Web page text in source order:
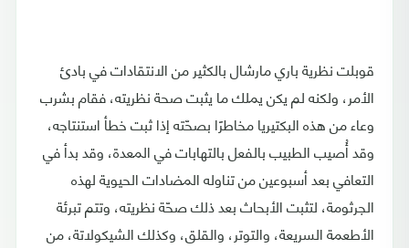
قوبلت نظرية باري مارشال بالكثير من الانتقادات في بادئ
الأمر، ولكنه لم يكن يملك ما يثبت صحة نظريته، فقام بشرب
وعاء من هذه البكتيريا مخاطرًا بصحّته إذا ثبت خطأ استنتاجه،
وقد أُصيب الطبيب بالفعل بالتهابات في المعدة، وقد بدأ في
التعافي بعد أسبوعين من تناوله المضادات الحيوية لهذه
الجرثومة، لتثبت الأبحاث بعد ذلك صحّة نظريته، وتتم تبرئة
الأطعمة السريعة، والتوتر، والقلق، وكذلك الشيكولاتة، من